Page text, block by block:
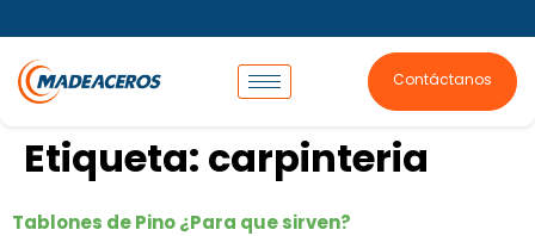
Contáctanos
Etiqueta: carpinteria
Tablones de Pino ¿Para que sirven?